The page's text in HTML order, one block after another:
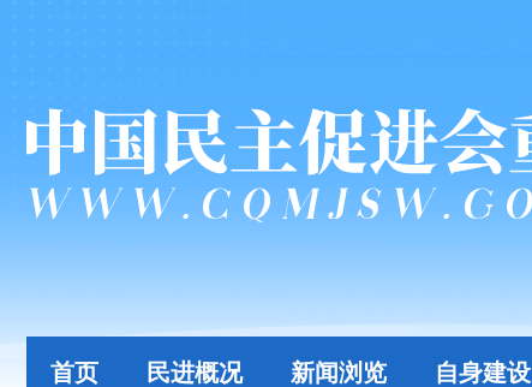
首页 民进概况 新闻浏览 自身建设